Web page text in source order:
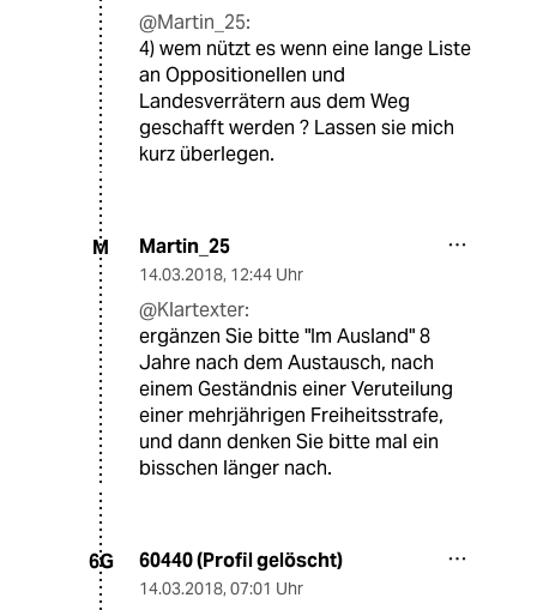
@Martin_25:
4) wem nützt es wenn eine lange Liste
an Oppositionellen und
Landesverrätern aus dem Weg
geschafft werden ? Lassen sie mich
kurz überlegen.
M Martin_25
14.03.2018, 12:44 Uhr
@Klartexter:
ergänzen Sie bitte "Im Ausland" 8
Jahre nach dem Austausch, nach
einem Geständnis einer Veruteilung
einer mehrjährigen Freiheitsstrafe,
und dann denken Sie bitte mal ein
bisschen länger nach.
6G 60440 (Profil gelöscht)
14.03.2018, 07:01 Uhr